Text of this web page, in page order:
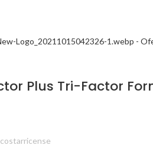
Plus Tri-Factor